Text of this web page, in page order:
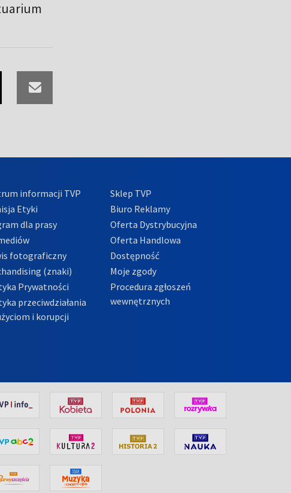
informacji TVP
Etyki
dla prasy
fotograficzny
(znaki)
Prywatności
przeciwdziałania
i korupcji
Sklep TVP
Biuro Reklamy
Oferta Dystrybucyjna
Oferta Handlowa
Dostępność
Moje zgody
Procedura zgłoszeń
wewnętrznych